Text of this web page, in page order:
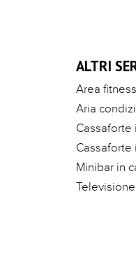
ALTRI
Area fitness
Aria
Cassaforte
Cassaforte
Minibar in